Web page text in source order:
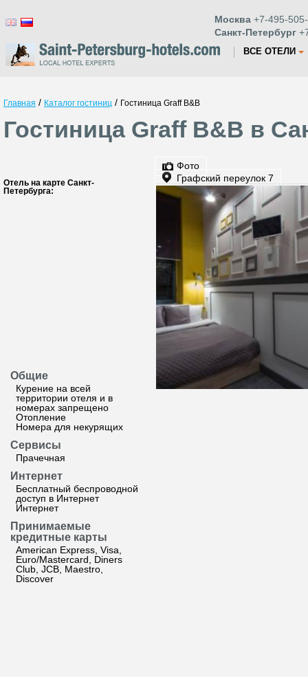
Москва +7-495-
Санкт-Петербург
ВСЕ ОТЕЛИ
Главная / Каталог гостиниц / Гостиница Graff B&B
Гостиница Graff B&B в
Отель на карте Санкт-
Петербурга:
Общие
Курение на всей
территории отеля и в
номерах запрещено
Отопление
Номера для некурящих
Сервисы
Прачечная
Интернет
Бесплатный беспроводной
доступ в Интернет
Интернет
Принимаемые
кредитные карты
American Express, Visa,
Euro/Mastercard, Diners
Club, JCB, Maestro,
Discover
Фото
Графский переулок 7